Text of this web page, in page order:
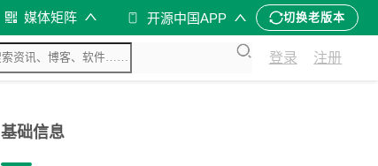
媒体矩阵 开源中国APP 切换老版本
登录 注册
基础信息